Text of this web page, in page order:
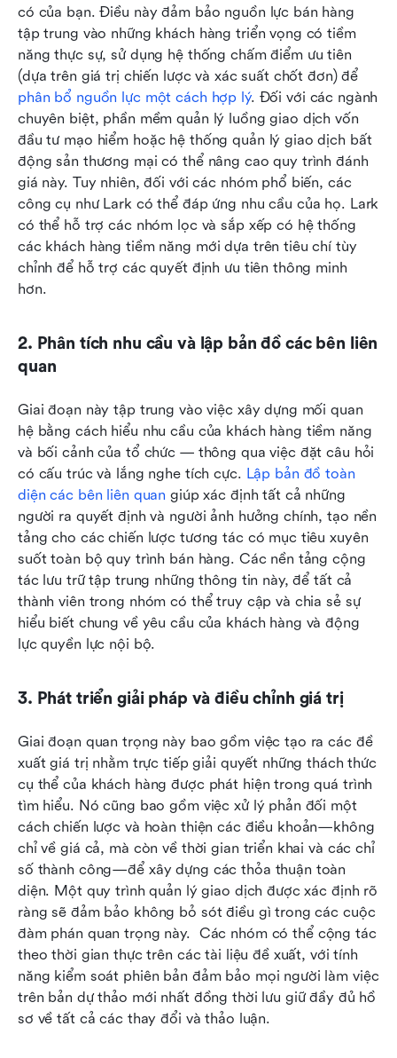
có của bạn. Điều này đảm bảo nguồn lực bán hàng
tập trung vào những khách hàng triển vọng có tiềm
năng thực sự, sử dụng hệ thống chấm điểm ưu tiên
phân bổ nguồn lực một cách hợp lý. Đối với các ngành
chuyên biệt, phần mềm quản lý luồng giao dịch vốn
đầu tư mạo hiểm hoặc hệ thống quản lý giao dịch bất
động sản thương mại có thể nâng cao quy trình đánh
giá này. Tuy nhiên, đối với các nhóm phổ biến, các
công cụ như Lark có thể đáp ứng nhu cầu của họ. Lark
có thể hỗ trợ các nhóm lọc và sắp xếp có hệ thống
các khách hàng tiềm năng mới dựa trên tiêu chí tùy
chỉnh để hỗ trợ các quyết định ưu tiên thông minh
hơn.
2. Phân tích nhu cầu và lập bản đồ các bên liên
quan
Giai đoạn này tập trung vào việc xây dựng mối quan
hệ bằng cách hiểu nhu cầu của khách hàng tiềm năng
và bối cảnh của tổ chức — thông qua việc đặt câu hỏi
có cấu trúc và lắng nghe tích cực. Lập bản đồ toàn
diện các bên liên quan giúp xác định tất cả những
người ra quyết định và người ảnh hưởng chính, tạo nền
tảng cho các chiến lược tương tác có mục tiêu xuyên
suốt toàn bộ quy trình bán hàng. Các nền tảng cộng
tác lưu trữ tập trung những thông tin này, để tất cả
thành viên trong nhóm có thể truy cập và chia sẻ sự
hiểu biết chung về yêu cầu của khách hàng và động
lực quyền lực nội bộ.
3. Phát triển giải pháp và điều chỉnh giá trị
Giai đoạn quan trọng này bao gồm việc tạo ra các đề
xuất giá trị nhằm trực tiếp giải quyết những thách thức
cụ thể của khách hàng được phát hiện trong quá trình
tìm hiểu. Nó cũng bao gồm việc xử lý phản đối một
cách chiến lược và hoàn thiện các điều khoản—không
chỉ về giá cả, mà còn về thời gian triển khai và các chỉ
số thành công—để xây dựng các thỏa thuận toàn
diện. Một quy trình quản lý giao dịch được xác định rõ
ràng sẽ đảm bảo không bỏ sót điều gì trong các cuộc
đàm phán quan trọng này. Các nhóm có thể cộng tác
theo thời gian thực trên các tài liệu đề xuất, với tính
năng kiểm soát phiên bản đảm bảo mọi người làm việc
trên bản dự thảo mới nhất đồng thời lưu giữ đầy đủ hồ
sơ về tất cả các thay đổi và thảo luận.